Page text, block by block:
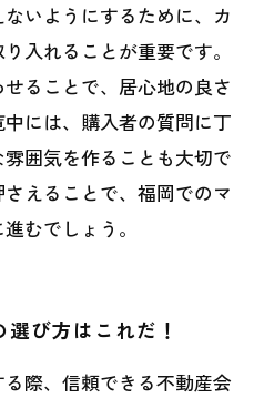
いようにするために、カ
入れることが重要です。
ることで、居心地の良さ
には、購入者の質問に丁
囲気を作ることも大切で
えることで、福岡でのマ
むでしょう。
び方はこれだ！
際、信頼できる不動産会